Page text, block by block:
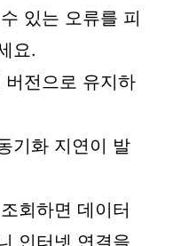
있는 오류를 피
요.
전으로 유지하
기화 지연이 발
회하면 데이터
인터넷 연결을